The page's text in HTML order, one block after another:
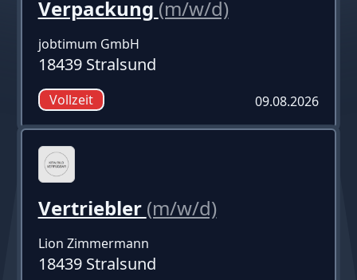
Verpackung (m/w/d)
jobtimum GmbH
18439 Stralsund
Vollzeit 09.08.2026
Vertriebler (m/w/d)
Lion Zimmermann
18439 Stralsund